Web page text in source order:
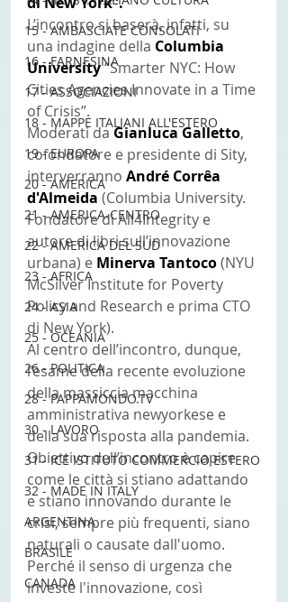
15 - AMBASCIATE CONSOLATI
16 - FARNESINA
17 - ASSOCIAZIONI
18 - MAPPE ITALIANI ALL'ESTERO
19 - EUROPA
20 - AMERICA
21 - AMERICA-CENTRO
22 - AMERICA DEL SUD
23 - AFRICA
24 - ASIA
25 - OCEANIA
26 - POLITICA
28 - PAPPAMONDO.TV
30 - LAVORO
31 - ICE ISTITUTO COMMERCIO ESTERO
32 - MADE IN ITALY
ARGENTINA
BRASILE
CANADA
L’incontro si baserà, infatti, su
una indagine della Columbia
University “Smarter NYC: How
Cities Agencies Innovate in a Time
of Crisis”.
Moderati da Gianluca Galletto,
cofondatore e presidente di Sity,
interverranno André Corrêa
d'Almeida (Columbia University.
Fondatore di All4Integrity e
autore di libri sull’innovazione
urbana) e Minerva Tantoco (NYU
McSilver Institute for Poverty
Policy and Research e prima CTO
di New York).
Al centro dell’incontro, dunque,
l’esame della recente evoluzione
della massiccia macchina
amministrativa newyorkese e
della sua risposta alla pandemia.
Obiettivo dell’incontro è capire
come le città si stiano adattando
e stiano innovando durante le
crisi, sempre più frequenti, siano
naturali o causate dall'uomo.
Perché il senso di urgenza che
investe l'innovazione, così